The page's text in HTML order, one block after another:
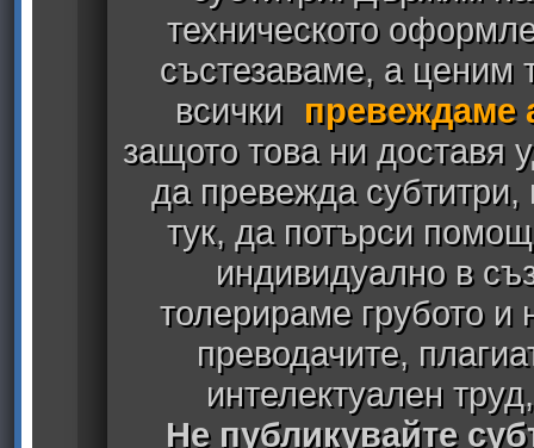
техническото
състезаваме, а ценим
всички
превеждаме
защото това ни доставя
да превежда
тук, да потърси
индивидуално в
толерираме грубото
преводачите,
интелектуален
Не публикувайте